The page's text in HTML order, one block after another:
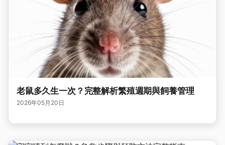
老鼠多久生一次？完整解析繁殖週期與飼養管理
2026年05月20日